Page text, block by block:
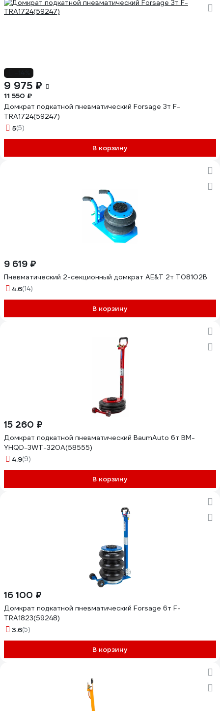
9 975 ₽
11 550 ₽
Домкрат подкатной пневматический Forsage 3т F-
TRA1724(59247)
5(5)
В корзину
9 619 ₽
Пневматический 2-секционный домкрат AE&T 2т T08102B
4.6(14)
В корзину
15 260 ₽
Домкрат подкатной пневматический BaumAuto 6т BM-
YHQD-3WT-320A(58555)
4.9(9)
В корзину
16 100 ₽
Домкрат подкатной пневматический Forsage 6т F-
TRA1823(59248)
3.6(5)
В корзину